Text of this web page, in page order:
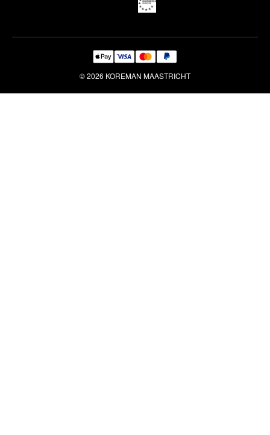
© 2026 KOREMAN MAASTRICHT